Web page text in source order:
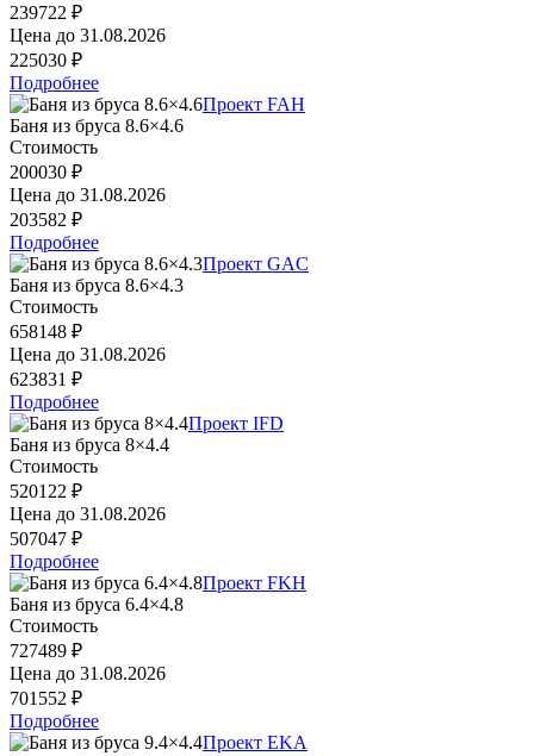
239722 ₽
Цена до 31.08.2026
225030 ₽
Подробнее
Проект FAH
Баня из бруса 8.6×4.6
Стоимость
200030 ₽
Цена до 31.08.2026
203582 ₽
Подробнее
Проект GAC
Баня из бруса 8.6×4.3
Стоимость
658148 ₽
Цена до 31.08.2026
623831 ₽
Подробнее
Проект IFD
Баня из бруса 8×4.4
Стоимость
520122 ₽
Цена до 31.08.2026
507047 ₽
Подробнее
Проект FKH
Баня из бруса 6.4×4.8
Стоимость
727489 ₽
Цена до 31.08.2026
701552 ₽
Подробнее
Проект EKA